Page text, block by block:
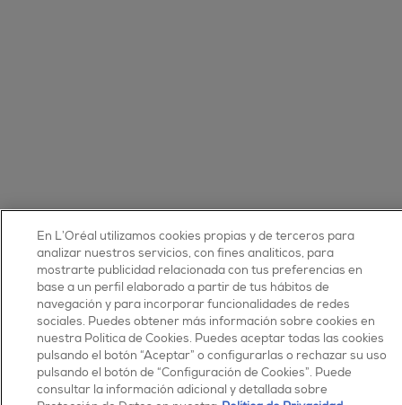
En L’Oréal utilizamos cookies propias y de terceros para
analizar nuestros servicios, con fines analíticos, para
mostrarte publicidad relacionada con tus preferencias en
base a un perfil elaborado a partir de tus hábitos de
navegación y para incorporar funcionalidades de redes
sociales. Puedes obtener más información sobre cookies en
nuestra Política de Cookies. Puedes aceptar todas las cookies
pulsando el botón “Aceptar” o configurarlas o rechazar su uso
pulsando el botón de “Configuración de Cookies”. Puede
consultar la información adicional y detallada sobre